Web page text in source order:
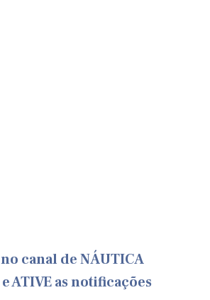
no canal de NÁUTICA
e ATIVE as notificações